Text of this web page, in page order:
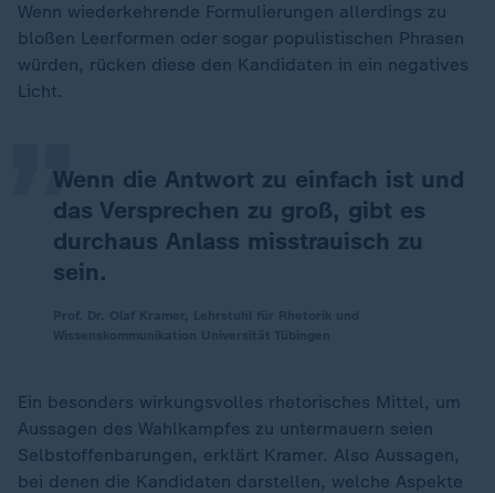
Wenn wiederkehrende Formulierungen allerdings zu
bloßen Leerformen oder sogar populistischen Phrasen
würden, rücken diese den Kandidaten in ein negatives
Licht.
Wenn die Antwort zu einfach ist und
das Versprechen zu groß, gibt es
durchaus Anlass misstrauisch zu
sein.
„
Ein besonders wirkungsvolles rhetorisches Mittel, um
Aussagen des Wahlkampfes zu untermauern seien
Selbstoffenbarungen, erklärt Kramer. Also Aussagen,
bei denen die Kandidaten darstellen, welche Aspekte